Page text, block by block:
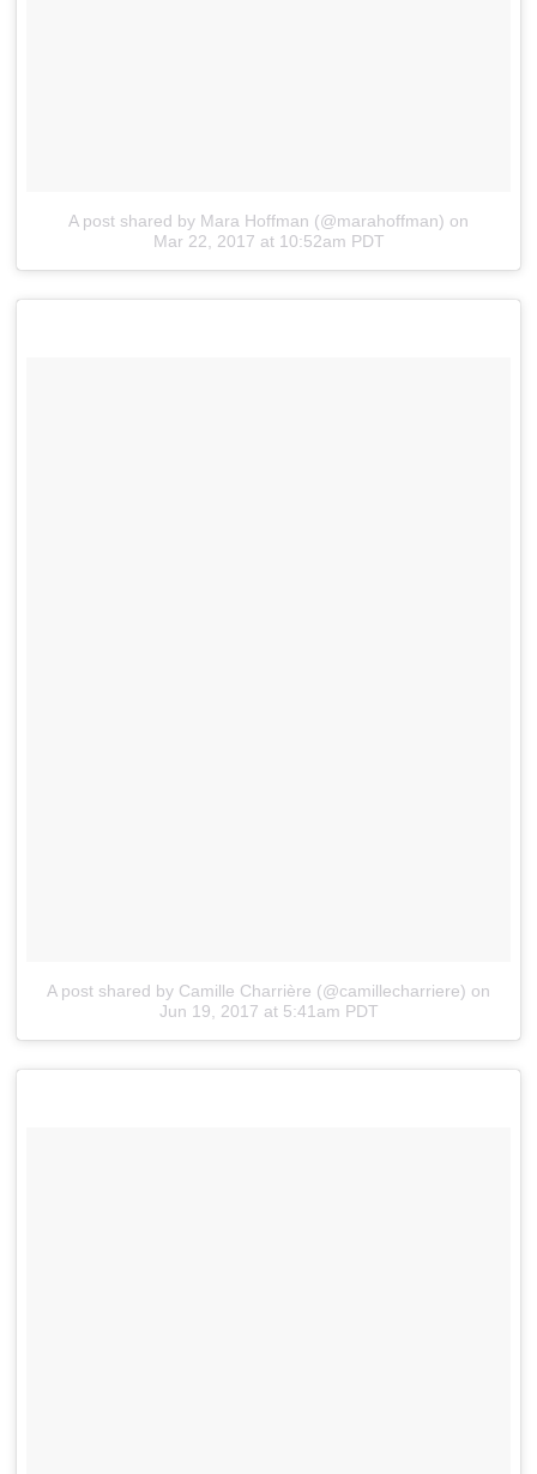
A post shared by Mara Hoffman (@marahoffman) on
Mar 22, 2017 at 10:52am PDT
A post shared by Camille Charrière (@camillecharriere) on
Jun 19, 2017 at 5:41am PDT